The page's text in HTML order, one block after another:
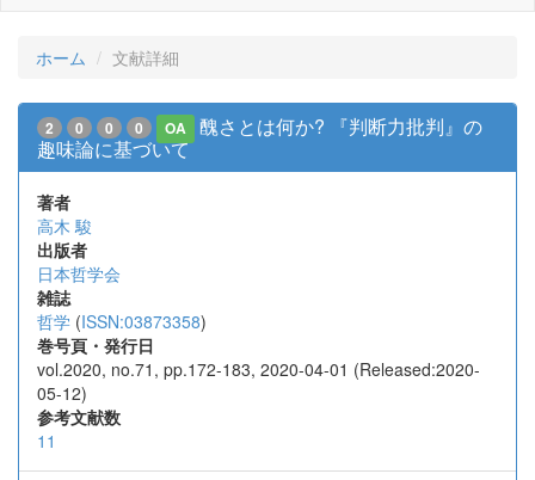
ホーム 文献詳細
2 0 0 0 OA
醜さとは何か? 『判断力批判』の
趣味論に基づいて
著者
高木 駿
出版者
日本哲学会
雑誌
哲学 (ISSN:03873358)
巻号頁・発行日
vol.2020, no.71, pp.172-183, 2020-04-01 (Released:2020-
05-12)
参考文献数
11